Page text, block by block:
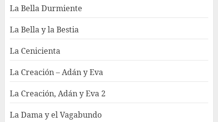
La Bella Durmiente
La Bella y la Bestia
La Cenicienta
La Creación – Adán y Eva
La Creación, Adán y Eva 2
La Dama y el Vagabundo